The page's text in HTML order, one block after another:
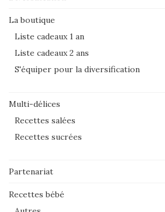
La boutique
Liste cadeaux 1 an
Liste cadeaux 2 ans
S'équiper pour la diversification
Multi-délices
Recettes salées
Recettes sucrées
Partenariat
Recettes bébé